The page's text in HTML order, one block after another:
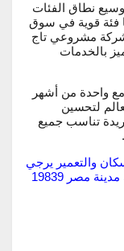
نطاق الفئات
فئة قوية في سوق
مشروعي تاج
بالخدمات
واحدة من أشهر
لتحسين
تناسب جميع
والتعمير يرجي
الاتصال علي الخط الساخن الموحد لشركة مدينة مصر 19839